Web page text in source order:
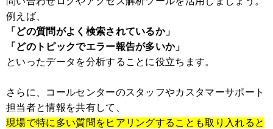
例えば、
「どの質問がよく検索されているか」
「どのトピックでエラー報告が多いか」
といったデータを分析することに役立ちます。
さらに、コールセンターのスタッフやカスタマーサポート
担当者と情報を共有して、
現場で特に多い質問をヒアリングすることも取り入れると